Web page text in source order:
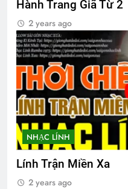
2 Years Ago
HÃY
Tagore)
3 Years Ago
CSVSQ
2 Years Ago
Hành Trang Giã Từ 2
2 years ago
NHẠC LÍNH
Lính Trận Miền Xa
2 years ago